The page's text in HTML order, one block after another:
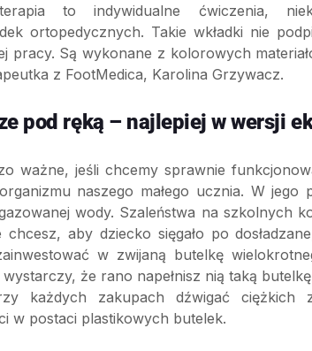
to indywidualne ćwiczenia,
ortopedycznych. Takie wkładki nie
pracy. Są wykonane z kolorowych
z FootMedica, Karolina Grzywacz.
pod ręką – najlepiej w wersji
ważne, jeśli chcemy sprawnie
naszego małego ucznia. W jego
wody. Szaleństwa na szkolnych
aby dziecko sięgało po
w zwijaną butelkę
że rano napełnisz nią taką
każdych zakupach dźwigać
w postaci plastikowych butelek.